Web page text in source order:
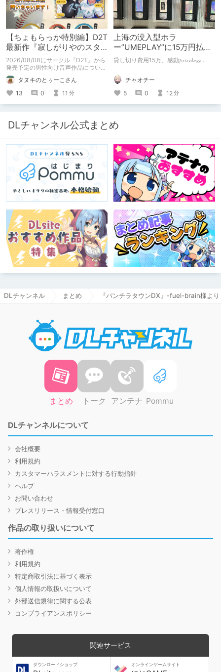
【ちょもらっか特別編】D2T
最新作『寂しがりやのスタ
ーダストと触れあって』制
作陣にインタビュー！🎤
2026/08/08にサークル『D2T』から
発売予定の男性向け音声作品について
逆神ラニさんと不束こけしさんにお話
聞いちゃいました！夏コミに関する告
知もあります！
タヌキのとぅーこさん
13
0 11 分
上海の没入型ホラ
ー”UMEPLAY”に15万円払っ
たら、2作品とも号泣した※
貸し切り費用15万、感動𝓹𝓻𝓲𝓬𝓮𝓵𝓮𝓼𝓼....
チャオチー
5
0 12分
DLチャンネル公式まとめ
DLチャンネル まとめ 『パンチラタウンDX』-fuel-brain様よ
まとめ トーク アンテナ Pommu
DLチャンネルについて
会社概要
利用規約
カスタマーハラスメントに対する行動指針
ヘルプ
お問い合わせ
プレスリリース・情報受付窓口
作品の取り扱いについて
著作権
利用規約
特定商取引法に基づく表示
個人情報の取扱いについて
外部送信規律に関する公表
コンプライアンスポリシー
関連サービス
ダウンロードショップ オンラインゲームサイト